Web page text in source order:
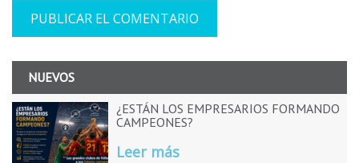
NUEVOS
¿ESTÁN LOS EMPRESARIOS FORMANDO
CAMPEONES?
Leer más